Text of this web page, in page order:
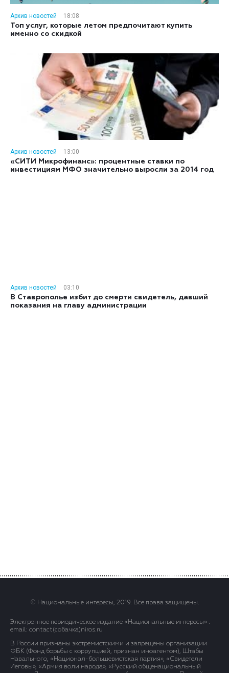
Архив новостей
18:08
Топ услуг, которые летом предпочитают купить
именно со скидкой
Архив новостей
13:00
«СИТИ Микрофинанс»: процентные ставки по
инвестициям МФО значительно выросли за 2014 год
Архив новостей
03:10
В Ставрополье избит до смерти свидетель, давший
показания на главу администрации
© Национальные интересы, 2019. Все права защищены.
Электронное периодическое издание «Национальные интересы» .
email: contact(сoбaчка)niros.ru
В России признаны экстремистскими и запрещены организации
ФБК (Фонд борьбы с коррупцией, признан иноагентом), Штабы
Навального, «Национал-большевистская партия», «Свидетели
Иеговы», «Армия воли народа», «Русский общенациональный